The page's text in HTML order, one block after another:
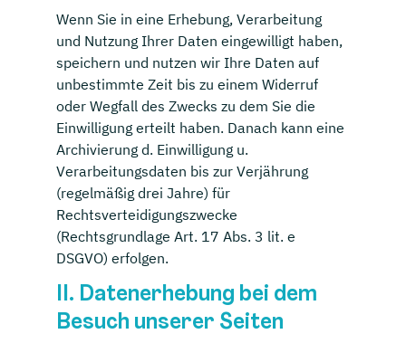
Wenn Sie in eine Erhebung, Verarbeitung
und Nutzung Ihrer Daten eingewilligt haben,
speichern und nutzen wir Ihre Daten auf
unbestimmte Zeit bis zu einem Widerruf
oder Wegfall des Zwecks zu dem Sie die
Einwilligung erteilt haben. Danach kann eine
Archivierung d. Einwilligung u.
Verarbeitungsdaten bis zur Verjährung
(regelmäßig drei Jahre) für
Rechtsverteidigungszwecke
(Rechtsgrundlage Art. 17 Abs. 3 lit. e
DSGVO) erfolgen.
II. Datenerhebung bei dem
Besuch unserer Seiten